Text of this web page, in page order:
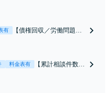
有
【債権回収／労働問題／
のトラブル・会社内のト
ラブルなど、事後の解決
料金表有
【累計相談件数20